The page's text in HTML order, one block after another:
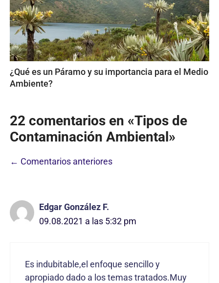
¿Qué es un Páramo y su importancia para el Medio
Ambiente?
22 comentarios en «Tipos de
Contaminación Ambiental»
Navegación
← Comentarios anteriores
Edgar González F.
09.08.2021 a las 5:32 pm
Es indubitable,el enfoque sencillo y
apropiado dado a los temas tratados.Muy